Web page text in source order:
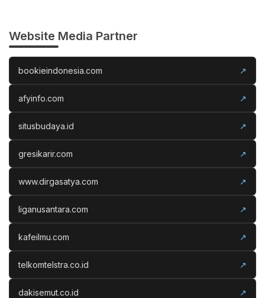
Website Media Partner
bookieindonesia.com ↗
afyinfo.com ↗
situsbudaya.id ↗
gresikarir.com ↗
www.dirgasatya.com ↗
liganusantara.com ↗
kafeilmu.com ↗
telkomtelstra.co.id ↗
dakisemut.co.id ↗